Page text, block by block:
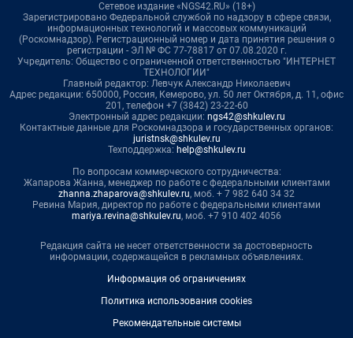
Сетевое издание «NGS42.RU» (18+)
Зарегистрировано Федеральной службой по надзору в сфере связи,
информационных технологий и массовых коммуникаций
(Роскомнадзор). Регистрационный номер и дата принятия решения о
регистрации - ЭЛ № ФС 77-78817 от 07.08.2020 г.
Учредитель: Общество с ограниченной ответственностью "ИНТЕРНЕТ
ТЕХНОЛОГИИ"
Главный редактор: Левчук Александр Николаевич
Адрес редакции: 650000, Россия, Кемерово, ул. 50 лет Октября, д. 11, офис
201, телефон +7 (3842) 23-22-60
Электронный адрес редакции: ngs42@shkulev.ru
Контактные данные для Роскомнадзора и государственных органов:
juristnsk@shkulev.ru
Техподдержка: help@shkulev.ru
По вопросам коммерческого сотрудничества:
Жапарова Жанна, менеджер по работе с федеральными клиентами
zhanna.zhaparova@shkulev.ru, моб. + 7 982 640 34 32
Ревина Мария, директор по работе с федеральными клиентами
mariya.revina@shkulev.ru, моб. +7 910 402 4056
Редакция сайта не несет ответственности за достоверность
информации, содержащейся в рекламных объявлениях.
Информация об ограничениях
Политика использования cookies
Рекомендательные системы